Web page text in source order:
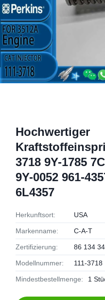
Hochwertiger
3718 9Y-1785
9Y-0052 961-
6L4357
Herkunftsort: USA
Markenname: C-A-T
Zertifizierung: 86 134
Modellnummer: 111-3718
Mindestbestellmenge: 1